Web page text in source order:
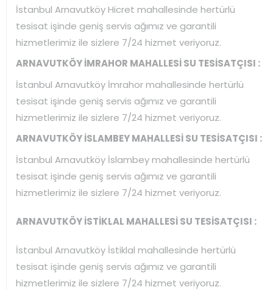
İstanbul Arnavutköy Hicret mahallesinde hertürlü
tesisat işinde geniş servis ağımız ve garantili
hizmetlerimiz ile sizlere 7/24 hizmet veriyoruz.
ARNAVUTKÖY İMRAHOR MAHALLESİ SU TESİSATÇISI :
İstanbul Arnavutköy İmrahor mahallesinde hertürlü
tesisat işinde geniş servis ağımız ve garantili
hizmetlerimiz ile sizlere 7/24 hizmet veriyoruz.
ARNAVUTKÖY İSLAMBEY MAHALLESİ SU TESİSATÇISI :
İstanbul Arnavutköy İslambey mahallesinde hertürlü
tesisat işinde geniş servis ağımız ve garantili
hizmetlerimiz ile sizlere 7/24 hizmet veriyoruz.
ARNAVUTKÖY İSTİKLAL MAHALLESİ SU TESİSATÇISI :
İstanbul Arnavutköy İstiklal mahallesinde hertürlü
tesisat işinde geniş servis ağımız ve garantili
hizmetlerimiz ile sizlere 7/24 hizmet veriyoruz.